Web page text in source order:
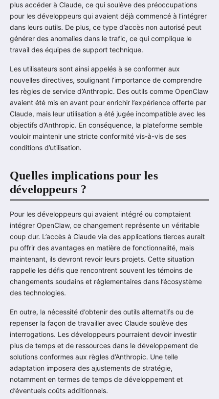
plus accéder à Claude, ce qui soulève des préoccupations
pour les développeurs qui avaient déjà commencé à l’intégrer
dans leurs outils. De plus, ce type d’accès non autorisé peut
générer des anomalies dans le trafic, ce qui complique le
travail des équipes de support technique.
Les utilisateurs sont ainsi appelés à se conformer aux
nouvelles directives, soulignant l’importance de comprendre
les règles de service d’Anthropic. Des outils comme OpenClaw
avaient été mis en avant pour enrichir l’expérience offerte par
Claude, mais leur utilisation a été jugée incompatible avec les
objectifs d’Anthropic. En conséquence, la plateforme semble
vouloir maintenir une stricte conformité vis-à-vis de ses
conditions d’utilisation.
Quelles implications pour les
développeurs ?
Pour les développeurs qui avaient intégré ou comptaient
intégrer OpenClaw, ce changement représente un véritable
coup dur. L’accès à Claude via des applications tierces aurait
pu offrir des avantages en matière de fonctionnalité, mais
maintenant, ils devront revoir leurs projets. Cette situation
rappelle les défis que rencontrent souvent les témoins de
changements soudains et réglementaires dans l’écosystème
des technologies.
En outre, la nécessité d’obtenir des outils alternatifs ou de
repenser la façon de travailler avec Claude soulève des
interrogations. Les développeurs pourraient devoir investir
plus de temps et de ressources dans le développement de
solutions conformes aux règles d’Anthropic. Une telle
adaptation imposera des ajustements de stratégie,
notamment en termes de temps de développement et
d’éventuels coûts additionnels.